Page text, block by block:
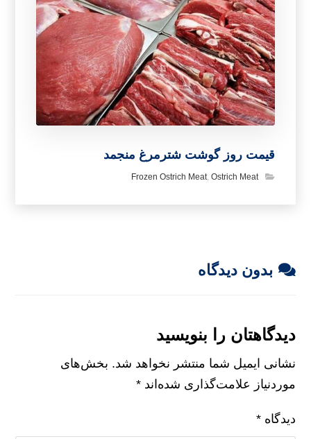
قیمت روز گوشت شترمرغ منجمد
Frozen Ostrich Meat, Ostrich Meat
بدون دیدگاه
دیدگاهتان را بنویسید
نشانی ایمیل شما منتشر نخواهد شد. بخش‌های
موردنیاز علامت‌گذاری شده‌اند*
دیدگاه*